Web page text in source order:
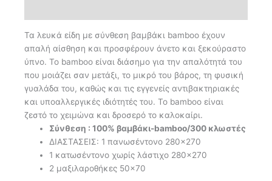
Τα λευκά είδη με σύνθεση βαμβάκι bamboo έχουν
απαλή αίσθηση και προσφέρουν άνετο και ξεκούραστο
ύπνο. Το bamboo είναι διάσημο για την απαλότητά του
που μοιάζει σαν μετάξι, το μικρό του βάρος, τη φυσική
γυαλάδα του, καθώς και τις εγγενείς αντιβακτηριακές
και υποαλλεργικές ιδιότητές του. Το bamboo είναι
ζεστό το χειμώνα και δροσερό το καλοκαίρι.
Σύνθεση : 100% βαμβάκι-bamboo/300 κλωστές
ΔΙΑΣΤΑΣΕΙΣ: 1 πανωσέντονο 280×270
1 κατωσέντονο χωρίς λάστιχο 280×270
2 μαξιλαροθήκες 50×70